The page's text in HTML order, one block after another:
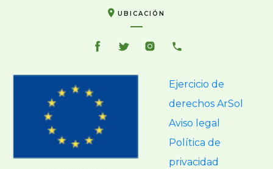
UBICACIÓN
Ejercicio de
derechos ArSol
Aviso legal
Política de
privacidad